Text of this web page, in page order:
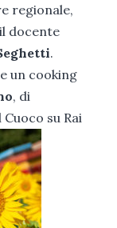
regionale,
docente
.
un cooking
, di
su Rai